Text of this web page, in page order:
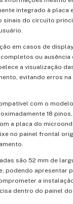
integrado à placa
sinais do circuito
em casos de
ou ausência
a visualização
evitando erros
com o modelo
18
a placa do
no painel frontal
são 52 mm de
podendo apresentar
a
dentro do painel